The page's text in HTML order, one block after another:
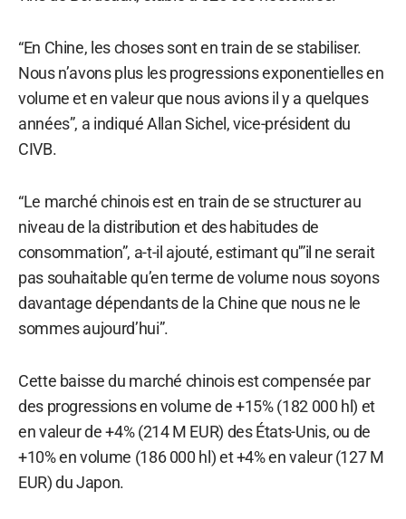
“En Chine, les choses sont en train de se stabiliser.
Nous n’avons plus les progressions exponentielles en
volume et en valeur que nous avions il y a quelques
années”, a indiqué Allan Sichel, vice-président du
CIVB.
“Le marché chinois est en train de se structurer au
niveau de la distribution et des habitudes de
consommation”, a-t-il ajouté, estimant qu'”il ne serait
pas souhaitable qu’en terme de volume nous soyons
davantage dépendants de la Chine que nous ne le
sommes aujourd’hui”.
Cette baisse du marché chinois est compensée par
des progressions en volume de +15% (182 000 hl) et
en valeur de +4% (214 M EUR) des États-Unis, ou de
+10% en volume (186 000 hl) et +4% en valeur (127 M
EUR) du Japon.